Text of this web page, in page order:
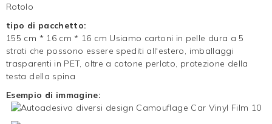
Rotolo
tipo di pacchetto:
155 cm * 16 cm * 16 cm Usiamo cartoni in pelle dura a 5
strati che possono essere spediti all'estero, imballaggi
trasparenti in PET, oltre a cotone perlato, protezione della
testa della spina
Esempio di immagine: